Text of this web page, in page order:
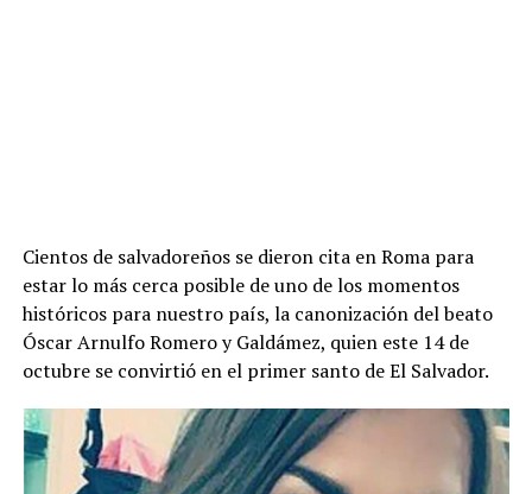
Cientos de salvadoreños se dieron cita en Roma para
estar lo más cerca posible de uno de los momentos
históricos para nuestro país, la canonización del beato
Óscar Arnulfo Romero y Galdámez, quien este 14 de
octubre se convirtió en el primer santo de El Salvador.